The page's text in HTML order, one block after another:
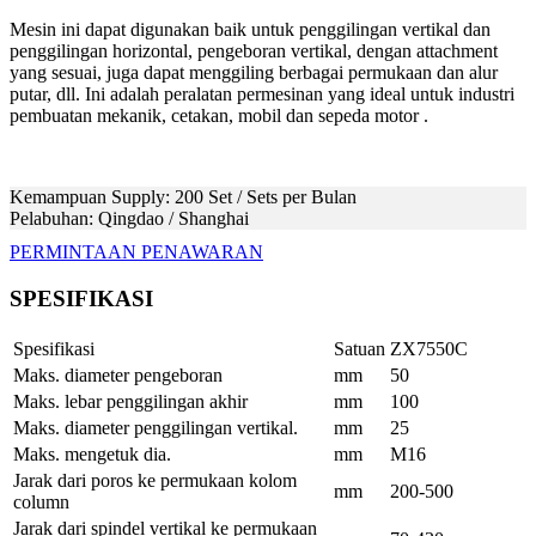
Mesin ini dapat digunakan baik untuk penggilingan vertikal dan
penggilingan horizontal, pengeboran vertikal, dengan attachment
yang sesuai, juga dapat menggiling berbagai permukaan dan alur
putar, dll. Ini adalah peralatan permesinan yang ideal untuk industri
pembuatan mekanik, cetakan, mobil dan sepeda motor .
Kemampuan Supply: 200 Set / Sets per Bulan
Pelabuhan: Qingdao / Shanghai
PERMINTAAN PENAWARAN
SPESIFIKASI
Spesifikasi Satuan ZX7550C
Maks. diameter pengeboran
mm
50
Maks. lebar penggilingan akhir
mm
100
Maks. diameter penggilingan vertikal.
mm
25
Maks. mengetuk dia.
mm
M16
Jarak dari poros ke permukaan kolom
column
mm
200-500
Jarak dari spindel vertikal ke permukaan